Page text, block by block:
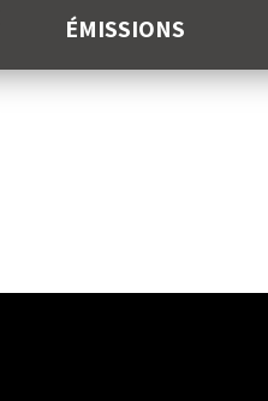
ÉMISSIONS